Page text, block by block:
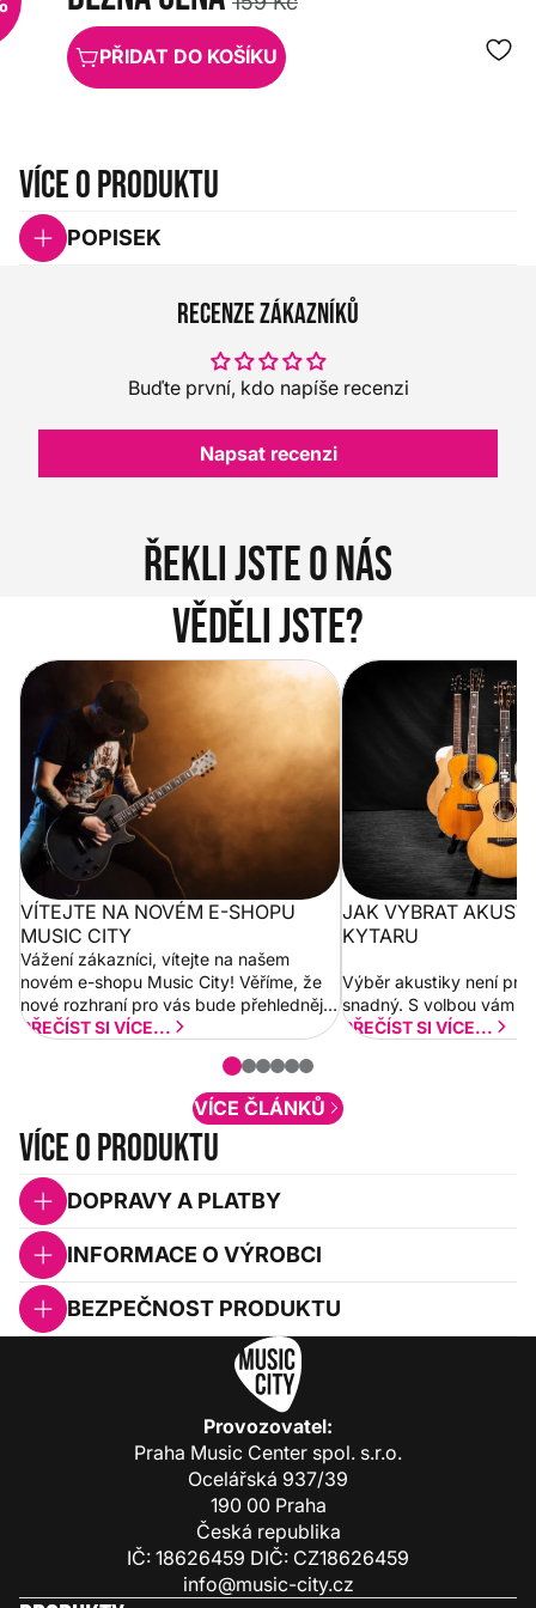
PŘIDAT DO KOŠÍKU
Více o produktu
POPISEK
Recenze zákazníků
Buďte první, kdo napíše recenzi
Napsat recenzi
Řekli jste o nás
Věděli jste?
Vítejte na novém e-shopu Music
City
VÍTEJTE NA NOVÉM E-SHOPU
MUSIC CITY
Vážení zákazníci, vítejte na našem
novém e-shopu Music City! Věříme, že
nové rozhraní pro vás bude přehlednější
a rychlejší. Postupně budeme přidávat
PŘEČÍST SI VÍCE...
Jak vybrat
JAK VYBRAT
KYTARU
Výběr akustiky není pro
snadný. S volbou vám
PŘEČÍST SI VÍCE...
VÍCE ČLÁNKŮ
Více o produktu
DOPRAVY A PLATBY
INFORMACE O VÝROBCI
BEZPEČNOST PRODUKTU
Provozovatel:
Praha Music Center spol. s.r.o.
Ocelářská 937/39
190 00 Praha
Česká republika
IČ: 18626459 DIČ: CZ18626459
info@music-city.cz